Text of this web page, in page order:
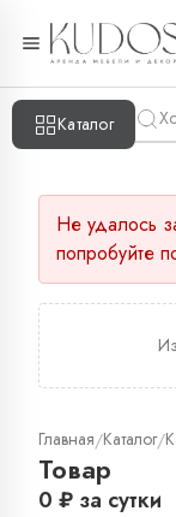
Каталог
Не удалось
попробуйте
Главная/Каталог/
Товар
0 ₽ за сутки